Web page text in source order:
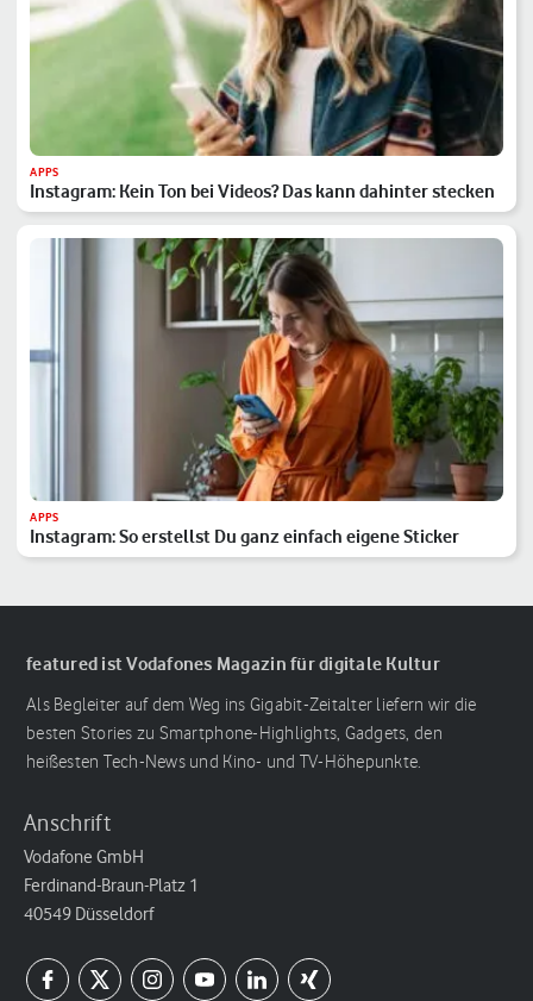
APPS
Instagram: Kein Ton bei Videos? Das kann dahinter stecken
APPS
Instagram: So erstellst Du ganz einfach eigene Sticker
featured ist Vodafones Magazin für digitale Kultur
Als Begleiter auf dem Weg ins Gigabit-Zeitalter liefern wir die
besten Stories zu Smartphone-Highlights, Gadgets, den
heißesten Tech-News und Kino- und TV-Höhepunkte.
Anschrift
Vodafone GmbH
Ferdinand-Braun-Platz 1
40549 Düsseldorf